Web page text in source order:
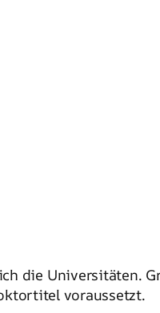
die Universitäten.
voraussetzt.